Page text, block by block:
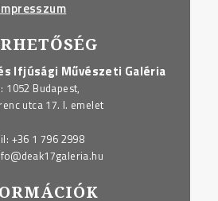
Ifjúsági Művészeti Galéria
1052 Budapest,
utca 17. I. emelet
+36 1 796 2998